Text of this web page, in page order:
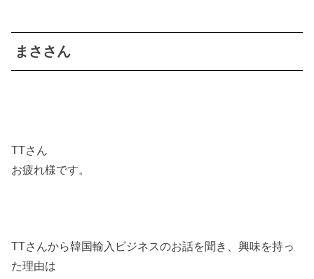
まささん
TTさん
お疲れ様です。
TTさんから韓国輸入ビジネスのお話を聞き、興味を持っ
た理由は